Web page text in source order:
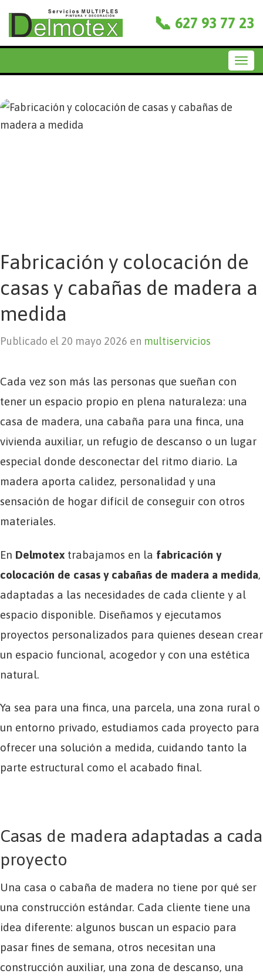
📞 627 93 77 23
Fabricación y colocación de
casas y cabañas de madera a
medida
Publicado el 20 mayo 2026 en multiservicios
Cada vez son más las personas que sueñan con
tener un espacio propio en plena naturaleza: una
casa de madera, una cabaña para una finca, una
vivienda auxiliar, un refugio de descanso o un lugar
especial donde desconectar del ritmo diario. La
madera aporta calidez, personalidad y una
sensación de hogar difícil de conseguir con otros
materiales.
En Delmotex trabajamos en la fabricación y
colocación de casas y cabañas de madera a medida,
adaptadas a las necesidades de cada cliente y al
espacio disponible. Diseñamos y ejecutamos
proyectos personalizados para quienes desean crear
un espacio funcional, acogedor y con una estética
natural.
Ya sea para una finca, una parcela, una zona rural o
un entorno privado, estudiamos cada proyecto para
ofrecer una solución a medida, cuidando tanto la
parte estructural como el acabado final.
Casas de madera adaptadas a cada
proyecto
Una casa o cabaña de madera no tiene por qué ser
una construcción estándar. Cada cliente tiene una
idea diferente: algunos buscan un espacio para
pasar fines de semana, otros necesitan una
construcción auxiliar, una zona de descanso, una